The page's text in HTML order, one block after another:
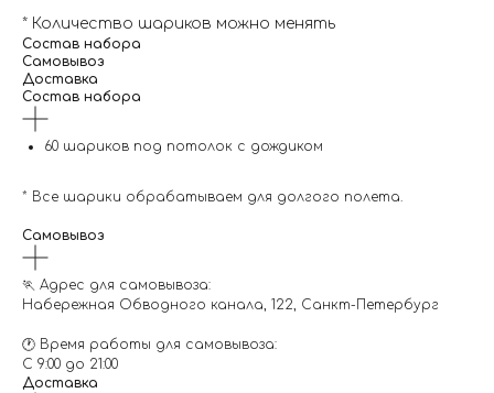
* Количество шариков можно менять
Состав набора
Самовывоз
Доставка
Состав набора
60 шариков под потолок с дождиком
* Все шарики обрабатываем для долгого полета.
Самовывоз
🏃 Адрес для самовывоза:
Набережная Обводного канала, 122, Санкт-Петербург
🕐 Время работы для самовывоза:
С 9:00 до 21:00
Доставка